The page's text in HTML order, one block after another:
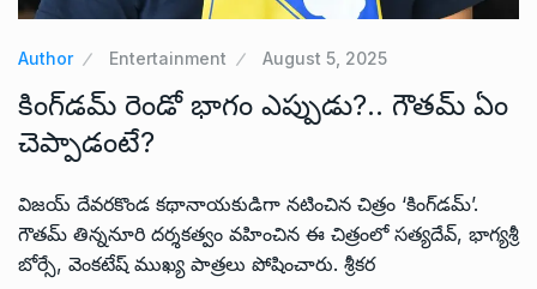
Author Entertainment August 5, 2025
కింగ్‌డమ్ రెండో భాగం ఎప్పుడు?.. గౌతమ్ ఏం
చెప్పాడంటే?
విజయ్ దేవరకొండ కథానాయకుడిగా నటించిన చిత్రం ‘కింగ్‌డమ్’.
గౌతమ్ తిన్ననూరి దర్శకత్వం వహించిన ఈ చిత్రంలో సత్యదేవ్, భాగ్యశ్రీ
బోర్సే, వెంకటేష్ ముఖ్య పాత్రలు పోషించారు. శ్రీకర